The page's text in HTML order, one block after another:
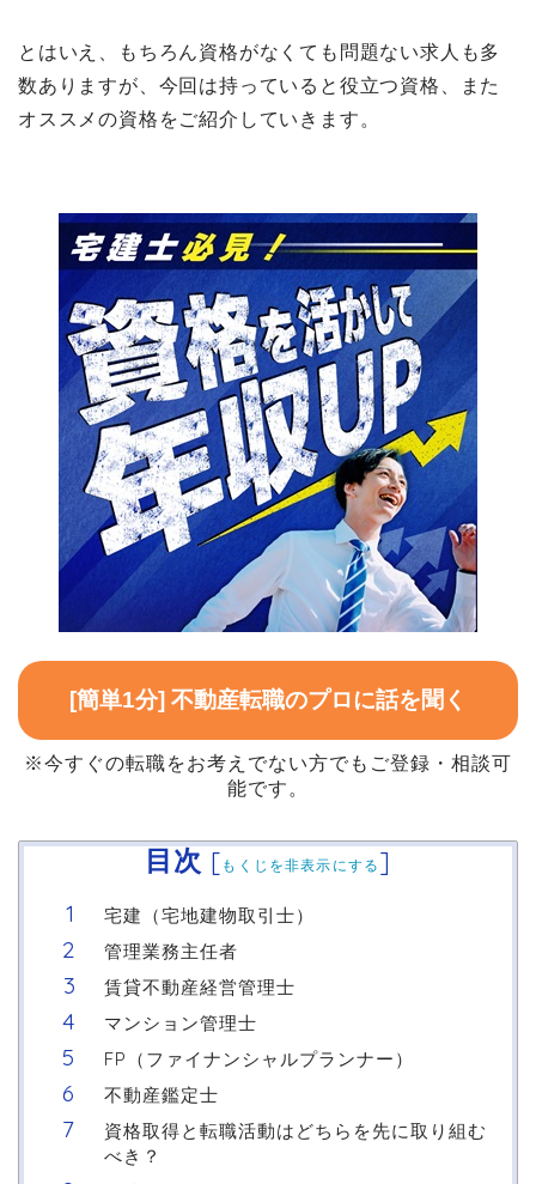
とはいえ、もちろん資格がなくても問題ない求人も多
数ありますが、今回は持っていると役立つ資格、また
オススメの資格をご紹介していきます。
[簡単1分] 不動産転職のプロに話を聞く
※今すぐの転職をお考えでない方でもご登録・相談可
能です。
目次 [ もくじを非表示にする ]
宅建（宅地建物取引士）
管理業務主任者
賃貸不動産経営管理士
マンション管理士
FP（ファイナンシャルプランナー）
不動産鑑定士
資格取得と転職活動はどちらを先に取り組む
べき？